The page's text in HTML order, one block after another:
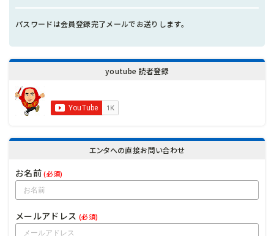
パスワードは会員登録完了メールでお送りします。
youtube 読者登録
エンタへの直接お問い合わせ
お名前(必須)
メールアドレス (必須)